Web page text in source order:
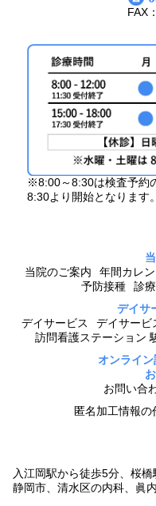
FAX
※8:00～8:30は検査予約
8:30より開始となります。
当院のご案内
年間カレ
予防接種
診
デイサ
デイサービス
デイサービ
訪問看護ステーション
オンライン
お問い合
匿名加工情報
入江岡駅から徒歩5分、桜
静岡市、清水区の内科、眞